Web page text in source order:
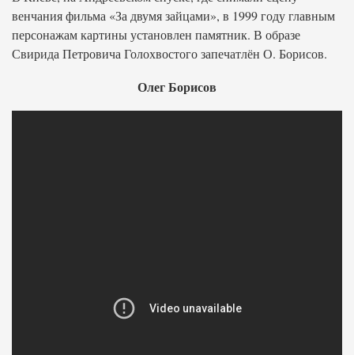
венчания фильма «За двумя зайцами», в 1999 году главным
персонажам картины установлен памятник. В образе
Свирида Петровича Голохвостого запечатлён О. Борисов.
Олег Борисов